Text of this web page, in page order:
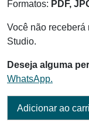
Formatos: PDF,
Você não receberá
Studio.
Deseja alguma
WhatsApp.
Adicionar ao